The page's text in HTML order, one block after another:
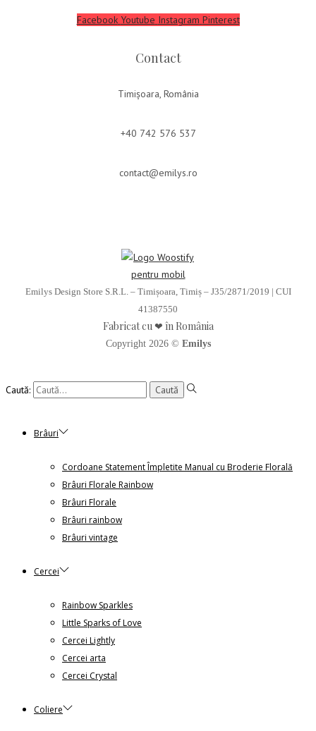
Facebook Youtube Instagram Pinterest
Contact
Timișoara, România
+40 742 576 537
contact@emilys.ro
Emilys Design Store S.R.L. – Timișoara, Timiș – J35/2871/2019 | CUI
41387550
Fabricat cu ❤ în România
Copyright 2026 © Emilys
Caută:
Brâuri
Cordoane Statement Împletite Manual cu Broderie Florală
Brâuri Florale Rainbow
Brâuri Florale
Brâuri rainbow
Brâuri vintage
Cercei
Rainbow Sparkles
Little Sparks of Love
Cercei Lightly
Cercei arta
Cercei Crystal
Coliere